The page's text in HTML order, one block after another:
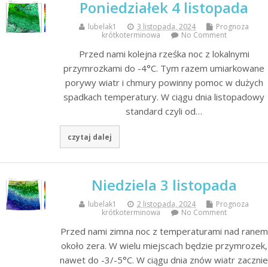
Poniedziałek 4 listopada
lubelak1 3 listopada, 2024
Prognoza
krótkoterminowa
No Comment
Przed nami kolejna rześka noc z lokalnymi
przymrozkami do -4°C. Tym razem umiarkowane
porywy wiatr i chmury powinny pomoc w dużych
spadkach temperatury. W ciągu dnia listopadowy
standard czyli od…
czytaj dalej
Niedziela 3 listopada
lubelak1 2 listopada, 2024
Prognoza
krótkoterminowa
No Comment
Przed nami zimna noc z temperaturami nad ranem
około zera. W wielu miejscach będzie przymrozek,
nawet do -3/-5°C. W ciągu dnia znów wiatr zacznie